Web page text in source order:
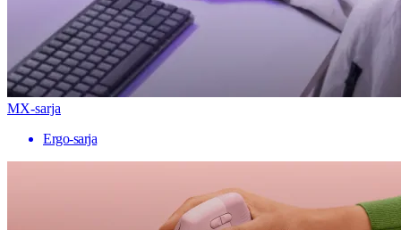
MX-sarja
Ergo-sarja